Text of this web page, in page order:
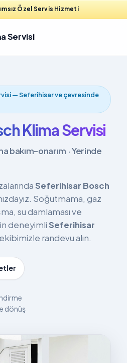
Özel Servis Hizmeti
Servisi
— Seferihisar ve çevresinde
Klima Servisi
bakım-onarım · Yerinde
Seferihisar Bosch
Soğutmama, gaz
su damlaması ve
deneyimli Seferihisar
ekibimizle randevu alın.
dönüş